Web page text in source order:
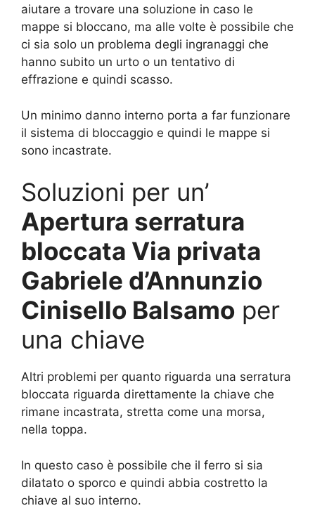
aiutare a trovare una soluzione in caso le
mappe si bloccano, ma alle volte è possibile che
ci sia solo un problema degli ingranaggi che
hanno subito un urto o un tentativo di
effrazione e quindi scasso.
Un minimo danno interno porta a far funzionare
il sistema di bloccaggio e quindi le mappe si
sono incastrate.
Soluzioni per un’
Apertura serratura
bloccata Via privata
Gabriele d’Annunzio
Cinisello Balsamo per
una chiave
Altri problemi per quanto riguarda una serratura
bloccata riguarda direttamente la chiave che
rimane incastrata, stretta come una morsa,
nella toppa.
In questo caso è possibile che il ferro si sia
dilatato o sporco e quindi abbia costretto la
chiave al suo interno.